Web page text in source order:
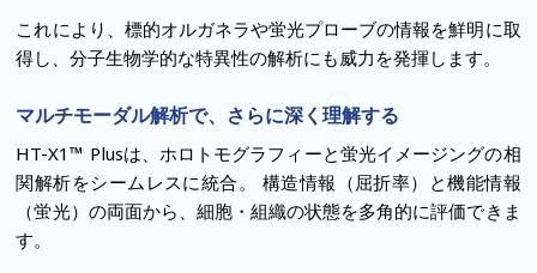
これにより、標的オルガネラや蛍光プローブの情報を鮮明に取
得し、分子生物学的な特異性の解析にも威力を発揮します。
マルチモーダル解析で、さらに深く理解する
HT-X1™ Plusは、ホロトモグラフィーと蛍光イメージングの相
関解析をシームレスに統合。
構造情報（屈折率）と機能情報
（蛍光）の両面から、細胞・組織の状態を多角的に評価できま
す。